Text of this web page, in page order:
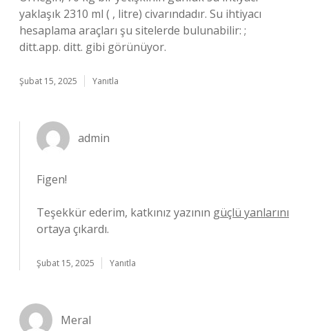
yaklaşık 2310 ml ( , litre) civarındadır. Su ihtiyacı
hesaplama araçları şu sitelerde bulunabilir: ;
ditt.app. ditt. gibi görünüyor.
Şubat 15, 2025 Yanıtla
admin
Figen!
Teşekkür ederim, katkınız yazının güçlü yanlarını
ortaya çıkardı.
Şubat 15, 2025 Yanıtla
Meral